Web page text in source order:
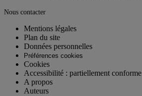
Nous contacter
Mentions légales
Plan du site
Données personnelles
Préférences cookies
Cookies
Accessibilité : partiellement conforme
A propos
Auteurs